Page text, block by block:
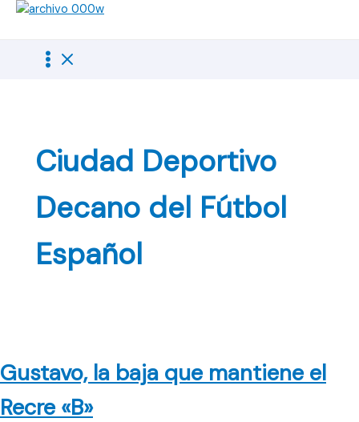
Ciudad Deportivo
Decano del Fútbol
Español
Gustavo, la baja que mantiene el
Recre «B»